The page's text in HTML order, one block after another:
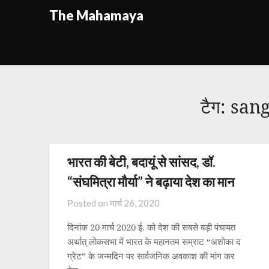
The Mahamaya
टैग:
भारत की बेटी, बदायूं से सांसद, डॉ.
“संघमित्रा मौर्या” ने बढ़ाया देश का मान
Posted on मार्च 26, 2020
दिनांक 20 मार्च 2020 ई. को देश की सबसे बड़ी पंचायत
अर्थात् लोकसभा में भारत के महानतम सम्राट “अशोका द
ग्रेट” के जन्मदिन पर सार्वजनिक अवकाश की मांग कर